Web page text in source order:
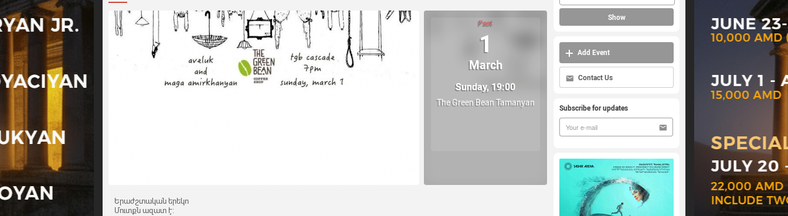
Past
1
March
Sunday, 19:00
The Green Bean Tamanyan
Երաժշտական երեկո
Մուտքն ազատ է:
Show
Add Event
Contact Us
Subscribe for updates